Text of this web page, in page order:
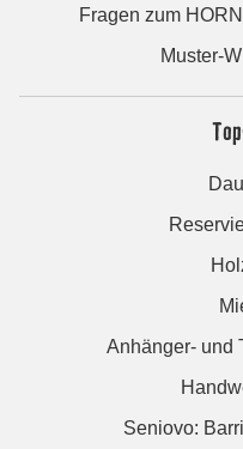
Fragen zum
Muster-
Anhänger- und
Seniovo: